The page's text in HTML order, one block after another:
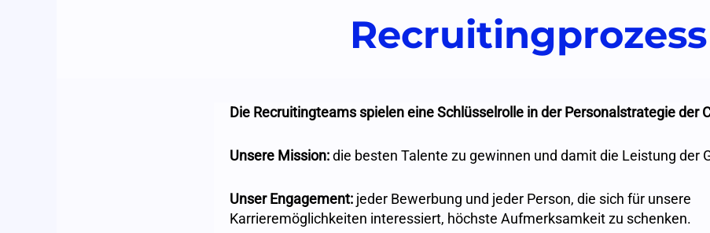
Recruitingprozess
Die Recruitingteams spielen eine Schlüsselrolle in der Personalstrategie der
Unsere Mission:die besten Talente zu gewinnen und damit die Leistung der
Unser Engagement: jeder Bewerbung und jeder Person, die sich für unsere
Karrieremöglichkeiten interessiert, höchste Aufmerksamkeit zu schenken.